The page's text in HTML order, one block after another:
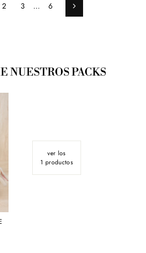
2 3 … 6 Siguiente
NUESTROS PACKS
ver los
1 productos